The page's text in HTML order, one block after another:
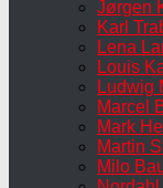
Jørgen
Karl
Lena
Louis
Ludwig
Marcel
Mark
Martin
Milo